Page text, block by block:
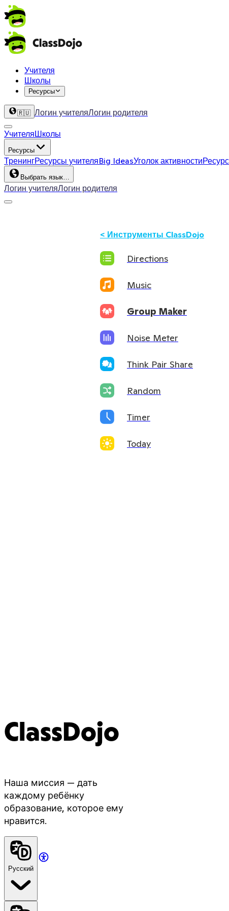
Учителя
Школы
Ресурсы
🇷🇺 Логин учителяЛогин родителя
УчителяШколы
Ресурсы
ТренингРесурсы учителяBig IdeasУголок активности
Выбрать язык…
Логин учителяЛогин родителя
< Инструменты ClassDojo
Directions
Music
Group Maker
Noise Meter
Think Pair Share
Random
Timer
Today
ClassDojo
Наша миссия — дать
каждому ребёнку
образование, которое ему
нравится.
Русский